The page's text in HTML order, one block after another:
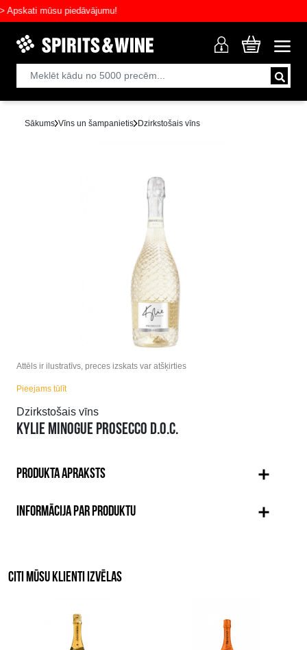
mūsu piedāvājumu!
Sākums Vīns un šampanietis Dzirkstošais vīns
Attēls ir ilustratīvs, preces izskats var atšķirties
Pieejams tūlīt
Dzirkstošais vīns
KYLIE MINOGUE PROSECCO D.O.C.
PRODUKTA APRAKSTS
INFORMĀCIJA PAR PRODUKTU
CITI MŪSU KLIENTI IZVĒLAS